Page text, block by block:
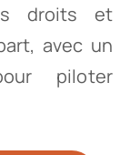
droits et
avec un
piloter